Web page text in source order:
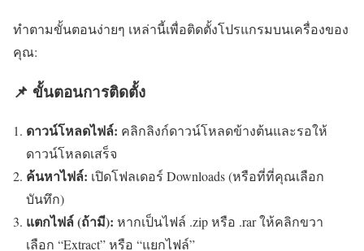
ทำตามขั้นตอนง่ายๆ เหล่านี้เพื่อติดตั้งโปรแกรมบนเครื่องของ
คุณ:
📌 ขั้นตอนการติดตั้ง
ดาวน์โหลดไฟล์: คลิกลิงก์ดาวน์โหลดข้างต้นและรอให้
ดาวน์โหลดเสร็จ
ค้นหาไฟล์: เปิดโฟลเดอร์ Downloads (หรือที่ที่คุณเลือก
บันทึก)
แตกไฟล์ (ถ้ามี): หากเป็นไฟล์ .zip หรือ .rar ให้คลิกขวา
เลือก “Extract” หรือ “แยกไฟล์”